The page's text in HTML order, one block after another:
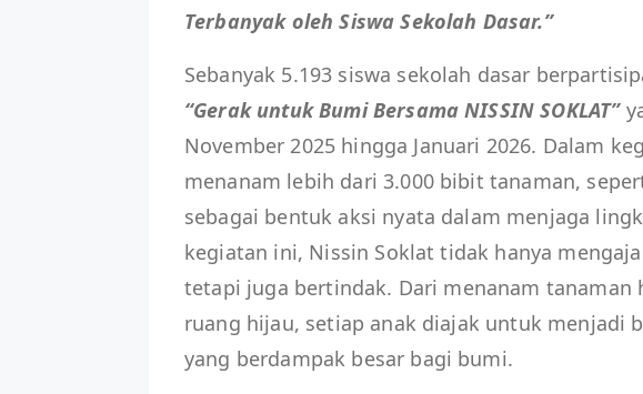
Terbanyak oleh Siswa Sekolah Dasar.”
Sebanyak 5.193 siswa sekolah dasar
“Gerak untuk Bumi Bersama NISSIN SOKLAT”
November 2025 hingga Januari 2026. Dalam
menanam lebih dari 3.000 bibit tanaman,
sebagai bentuk aksi nyata dalam menjaga
kegiatan ini, Nissin Soklat tidak hanya
tetapi juga bertindak. Dari menanam tanaman
ruang hijau, setiap anak diajak untuk menjadi
yang berdampak besar bagi bumi.